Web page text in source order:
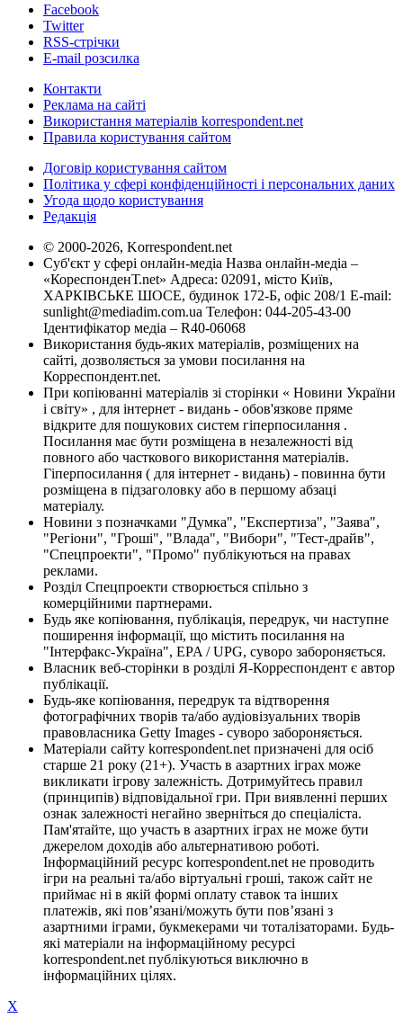
Facebook
Twitter
RSS-стрічки
E-mail розсилка
Контакти
Реклама на сайті
Використання матеріалів korrespondent.net
Правила користування сайтом
Договір користування сайтом
Політика у сфері конфіденційності і персональних даних
Угода щодо користування
Редакція
© 2000-2026, Korrespondent.net
Суб'єкт у сфері онлайн-медіа Назва онлайн-медіа –
«КореспонденТ.net» Адреса: 02091, місто Київ,
ХАРКІВСЬКЕ ШОСЕ, будинок 172-Б, офіс 208/1 E-mail:
sunlight@mediadim.com.ua Телефон: 044-205-43-00
Ідентифікатор медіа – R40-06068
Використання будь-яких матеріалів, розміщених на
сайті, дозволяється за умови посилання на
Корреспондент.net.
При копіюванні матеріалів зі сторінки « Новини України
і світу» , для інтернет - видань - обов'язкове пряме
відкрите для пошукових систем гіперпосилання .
Посилання має бути розміщена в незалежності від
повного або часткового використання матеріалів.
Гіперпосилання ( для інтернет - видань) - повинна бути
розміщена в підзаголовку або в першому абзаці
матеріалу.
Новини з позначками "Думка", "Експертиза", "Заява",
"Регіони", "Гроші", "Влада", "Вибори", "Тест-драйв",
"Спецпроекти", "Промо" публікуються на правах
реклами.
Розділ Спецпроекти створюється спільно з
комерційними партнерами.
Будь яке копіювання, публікація, передрук, чи наступне
поширення інформації, що містить посилання на
"Інтерфакс-Україна", EPA / UPG, суворо забороняється.
Власник веб-сторінки в розділі Я-Корреспондент є автор
публікації.
Будь-яке копіювання, передрук та відтворення
фотографічних творів та/або аудіовізуальних творів
правовласника Getty Images - суворо забороняється.
Матеріали сайту korrespondent.net призначені для осіб
старше 21 року (21+). Участь в азартних іграх може
викликати ігрову залежність. Дотримуйтесь правил
(принципів) відповідальної гри. При виявленні перших
ознак залежності негайно зверніться до спеціаліста.
Пам'ятайте, що участь в азартних іграх не може бути
джерелом доходів або альтернативою роботі.
Інформаційний ресурс korrespondent.net не проводить
ігри на реальні та/або віртуальні гроші, також сайт не
приймає ні в якій формі оплату ставок та інших
платежів, які пов’язані/можуть бути пов’язані з
азартними іграми, букмекерами чи тоталізаторами. Будь-
які матеріали на інформаційному ресурсі
korrespondent.net публікуються виключно в
інформаційних цілях.
X